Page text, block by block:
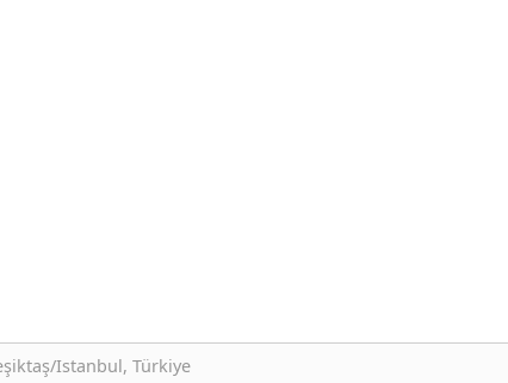
Istanbul, Türkiye